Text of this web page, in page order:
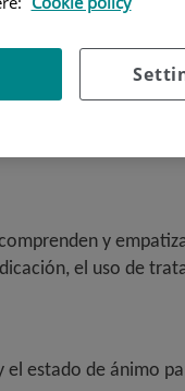
y
el uso de
estado de ánimo